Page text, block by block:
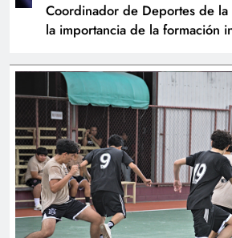
Coordinador de Deportes de la
la importancia de la formación